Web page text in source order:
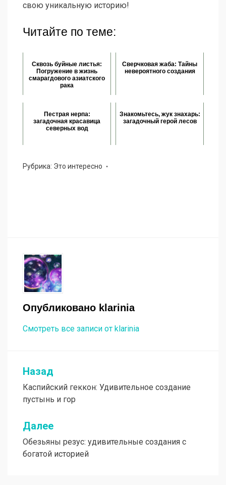
свою уникальную историю!
Читайте по теме:
Сквозь буйные листья:
Погружение в жизнь
смарагдового азиатского
рака
Сверчковая жаба: Тайны
невероятного создания
Пестрая нерпа:
загадочная красавица
северных вод
Знакомьтесь, жук знахарь:
загадочный герой лесов
Рубрика: Это интересно
Опубликовано klarinia
Смотреть все записи от klarinia
Навигация
по
записям
Назад
Каспийский геккон: Удивительное создание
пустынь и гор
Далее
Обезьяны резус: удивительные создания с
богатой историей